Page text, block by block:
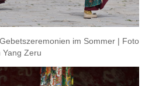
im Sommer | Foto
Yang Zeru